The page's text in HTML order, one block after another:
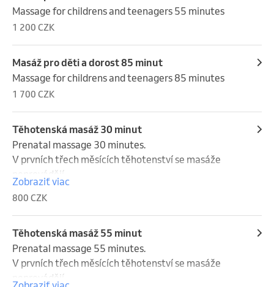
Massage for childrens and teenagers 55 minutes
1 200 CZK
Masáž pro děti a dorost 85 minut
Massage for childrens and teenagers 85 minutes
1 700 CZK
Těhotenská masáž 30 minut
Prenatal massage 30 minutes.
V prvních třech měsících těhotenství se masáže
neprovádějí.
Zobraziť viac
800 CZK
Těhotenská masáž 55 minut
Prenatal massage 55 minutes.
V prvních třech měsících těhotenství se masáže
neprovádějí.